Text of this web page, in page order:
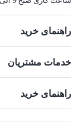
راهنمای خرید
خدمات مشتریان
راهنمای خرید